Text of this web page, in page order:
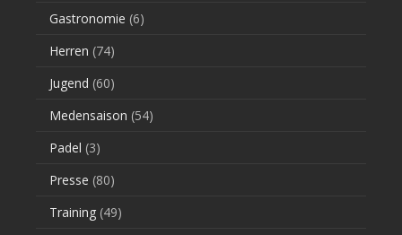
Gastronomie (6)
Herren (74)
Jugend (60)
Medensaison (54)
Padel (3)
Presse (80)
Training (49)